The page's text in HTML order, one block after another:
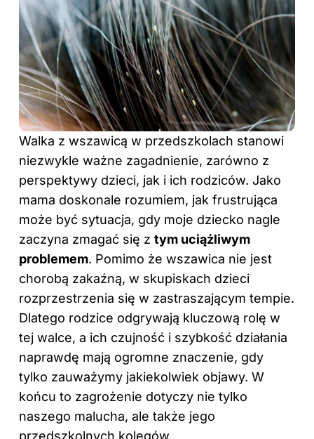
Walka z wszawicą w przedszkolach stanowi
niezwykle ważne zagadnienie, zarówno z
perspektywy dzieci, jak i ich rodziców. Jako
mama doskonale rozumiem, jak frustrująca
może być sytuacja, gdy moje dziecko nagle
zaczyna zmagać się z tym uciążliwym
problemem. Pomimo że wszawica nie jest
chorobą zakaźną, w skupiskach dzieci
rozprzestrzenia się w zastraszającym tempie.
Dlatego rodzice odgrywają kluczową rolę w
tej walce, a ich czujność i szybkość działania
naprawdę mają ogromne znaczenie, gdy
tylko zauważymy jakiekolwiek objawy. W
końcu to zagrożenie dotyczy nie tylko
naszego malucha, ale także jego
przedszkolnych kolegów.